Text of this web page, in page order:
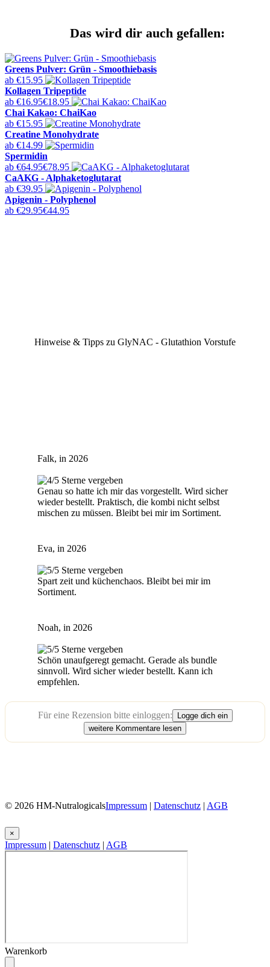
Das wird dir auch gefallen:
Greens Pulver: Grün - Smoothiebasis
ab €15.95
Kollagen Tripeptide
ab €16.95€18.95
Chai Kakao: ChaiKao
ab €15.95
Creatine Monohydrate
ab €14.99
Spermidin
ab €64.95€78.95
CaAKG - Alphaketoglutarat
ab €39.95
Apigenin - Polyphenol
ab €29.95€44.95
Hinweise & Tipps zu GlyNAC - Glutathion Vorstufe
Falk, in 2026
Genau so hatte ich mir das vorgestellt. Wird sicher
wieder bestellt. Praktisch, die kombi nicht selbst
mischen zu müssen. Bleibt bei mir im Sortiment.
Eva, in 2026
Spart zeit und küchenchaos. Bleibt bei mir im
Sortiment.
Noah, in 2026
Schön unaufgeregt gemacht. Gerade als bundle
sinnvoll. Wird sicher wieder bestellt. Kann ich
empfehlen.
Für eine Rezension bitte einloggen:
Logge dich ein
weitere Kommentare lesen
© 2026 HM-NutralogicalsImpressum | Datenschutz | AGB
×
Impressum | Datenschutz | AGB
Warenkorb